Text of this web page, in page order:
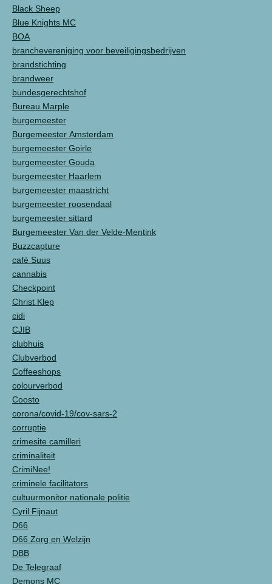
Black Sheep
Blue Knights MC
BOA
branchevereniging voor beveiligingsbedrijven
brandstichting
brandweer
bundesgerechtshof
Bureau Marple
burgemeester
Burgemeester Amsterdam
burgemeester Goirle
burgemeester Gouda
burgemeester Haarlem
burgemeester maastricht
burgemeester roosendaal
burgemeester sittard
Burgemeester Van der Velde-Mentink
Buzzcapture
café Suus
cannabis
Checkpoint
Christ Klep
cidi
CJIB
clubhuis
Clubverbod
Coffeeshops
colourverbod
Coosto
corona/covid-19/cov-sars-2
corruptie
crimesite camilleri
criminaliteit
CrimiNee!
criminele facilitators
cultuurmonitor nationale politie
Cyril Fijnaut
D66
D66 Zorg en Welzijn
DBB
De Telegraaf
Demons MC